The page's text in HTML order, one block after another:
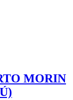
MORIN